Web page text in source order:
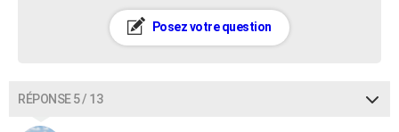
Posez votre question
RÉPONSE 5 / 13